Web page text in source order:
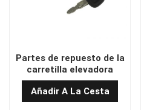
Partes de repuesto de la
carretilla elevadora
JK404C-1 Interruptor de
llave de carretilla
elevadora
Añadir A La Cesta